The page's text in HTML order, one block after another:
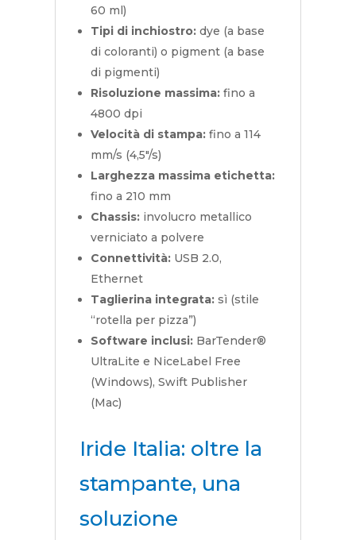
60 ml)
Tipi di inchiostro:dye (a base
di coloranti) o pigment (a base
di pigmenti)
Risoluzione massima:fino a
4800 dpi
Velocità di stampa:fino a 114
mm/s (4,5″/s)
Larghezza massima etichetta:
fino a 210 mm
Chassis:involucro metallico
verniciato a polvere
Connettività:USB 2.0,
Ethernet
Taglierina integrata:sì (stile
“rotella per pizza”)
Software inclusi:BarTender®
UltraLite e NiceLabel Free
(Windows), Swift Publisher
(Mac)
Iride Italia: oltre la
stampante, una
soluzione